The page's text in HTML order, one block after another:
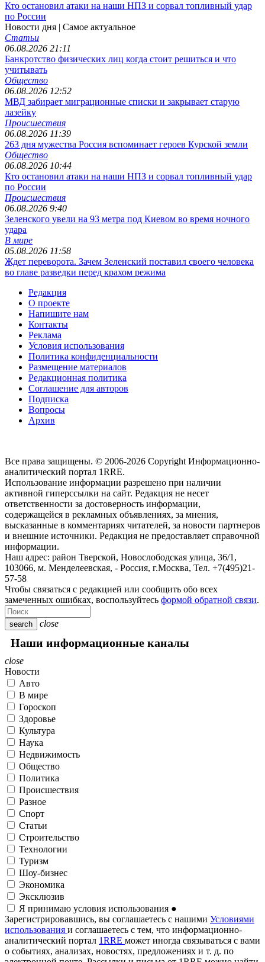
Кто остановил атаки на наши НПЗ и сорвал топливный удар
по России
Новости дня | Самое актуальное
Статьи
06.08.2026 21:11
Банкротство физических лиц когда стоит решиться и что
учитывать
Общество
06.08.2026 12:52
МВД забирает миграционные списки и закрывает старую
лазейку
Происшествия
06.08.2026 11:39
263 дня мужества Россия вспоминает героев Курской земли
Общество
06.08.2026 10:44
Кто остановил атаки на наши НПЗ и сорвал топливный удар
по России
Происшествия
06.08.2026 9:40
Зеленского увели на 93 метра под Киевом во время ночного
удара
В мире
05.08.2026 11:58
Ждет переворота. Зачем Зеленский поставил своего человека
во главе разведки перед крахом режима
Редакция
О проекте
Напишите нам
Контакты
Реклама
Условия использования
Политика конфиденциальности
Размещение материалов
Редакционная политика
Соглашение для авторов
Подписка
Вопросы
Архив
Все права защищены. © 2006-2026 Copyright Информационно-
аналитический портал 1RRE.
Использование информации разрешено при наличии
активной гиперссылки на сайт. Редакция не несет
ответственности за достоверность информации,
содержащейся в рекламных объявлениях, за мнения,
высказанные в комментариях читателей, за новости партнеров
и внешние источники. Редакция не предоставляет справочной
информации.
Наш адрес: район Тверской, Новослободская улица, 36/1 ,
103066, м. Менделеевская, - Россия, г.Москва, Тел. +7(495)21-
57-58
Чтобы связаться с редакцией или сообщить обо всех
замеченных ошибках, воспользуйтесь формой обратной связи.
search close
Наши информационные каналы
close
Новости
Авто
В мире
Гороскоп
Здоровье
Культура
Наука
Недвижимость
Общество
Политика
Происшествия
Разное
Спорт
Статьи
Строительство
Технологии
Туризм
Шоу-бизнес
Экономика
Эксклюзив
Я принимаю условия использования ●
Зарегистрировавшись, вы соглашаетесь с нашими Условиями
использования и соглашаетесь с тем, что информационно-
аналитический портал 1RRE может иногда связываться с вами
о событиях, анализах, новостях, предложениях и т. д. по